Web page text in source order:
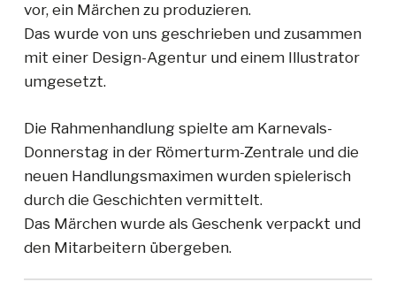
vor, ein Märchen zu produzieren.
Das wurde von uns geschrieben und zusammen
mit einer Design-Agentur und einem Illustrator
umgesetzt.
Die Rahmenhandlung spielte am Karnevals-
Donnerstag in der Römerturm-Zentrale und die
neuen Handlungsmaximen wurden spielerisch
durch die Geschichten vermittelt.
Das Märchen wurde als Geschenk verpackt und
den Mitarbeitern übergeben.